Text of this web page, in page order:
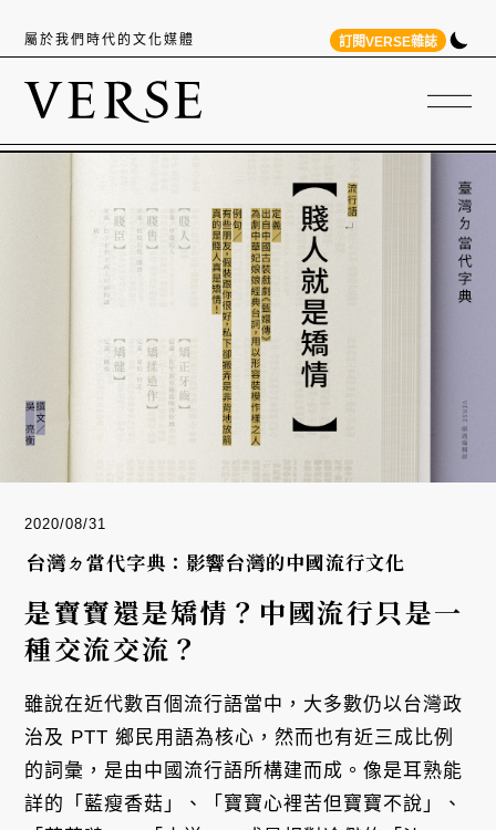
屬於我們時代的文化媒體 訂閱VERSE雜誌
2020/08/31
台灣ㄉ當代字典：影響台灣的中國流行文化
是寶寶還是矯情？中國流行只是一
種交流交流？
雖說在近代數百個流行語當中，大多數仍以台灣政
治及 PTT 鄉民用語為核心，然而也有近三成比例
的詞彙，是由中國流行語所構建而成。像是耳熟能
詳的「藍瘦香菇」、「寶寶心裡苦但寶寶不說」、